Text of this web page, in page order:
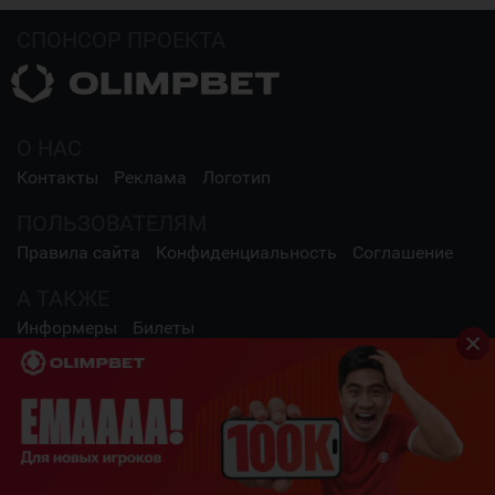
Контакты Реклама Логотип
Правила сайта Конфиденциальность Соглашение
Информеры Билеты
СОЦИАЛЬНЫЕ СЕТИ